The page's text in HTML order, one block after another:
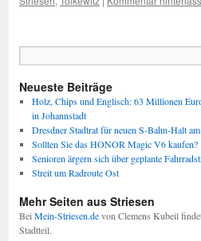
Neueste Beiträge
Holz, Chips und Englisch: 63 Millionen
in Johannstadt
Dresdner Stadtrat für neuen S-Bahn-Halt
Sollten Sie das HONOR Magic V6 kaufen?
Senioren ärgern sich über geplante
Streit um Radroute Ost
Mehr Seiten aus Striesen
Bei Mein-Striesen.devon Clemens Kubeil
Stadtteil.